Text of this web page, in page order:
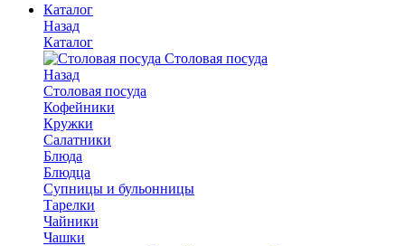
Каталог
Назад
Каталог
Столовая посуда
Назад
Столовая посуда
Кофейники
Кружки
Салатники
Блюда
Блюдца
Супницы и бульонницы
Тарелки
Чайники
Чашки